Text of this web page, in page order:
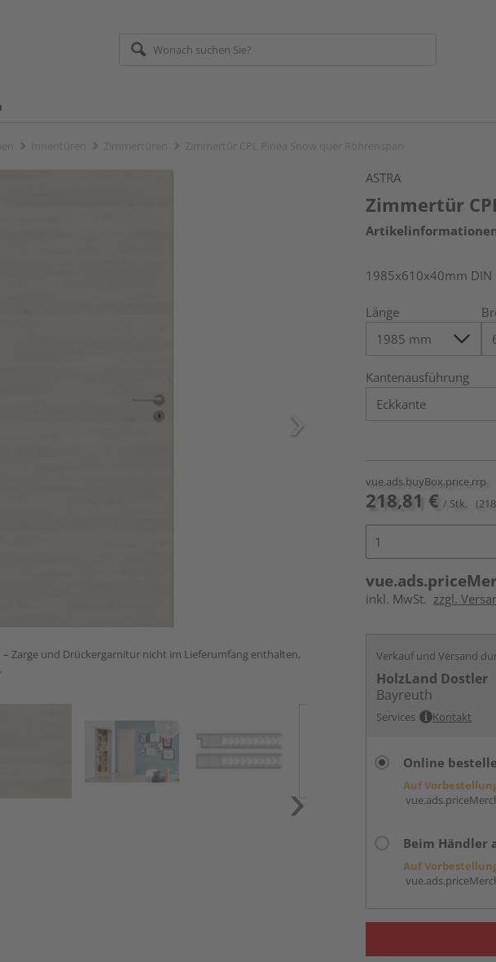
Zarge und Drückergarnitur nicht im Lieferumfang enthalten,
ASTRA
Zimmertür
1985x610x40mm
Länge
Kantenausführung
vue.ads.buyBox.price.rrp
218,81 € / Stk.
inkl. MwSt. zzgl.
Verkauf und Versand
HolzLand Dostler
Bayreuth
Services Kontakt
Online
Auf
Beim Händler
Auf